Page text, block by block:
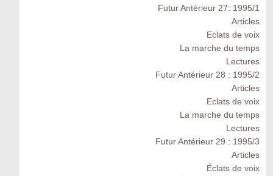
Futur Antérieur 27: 1995/1
Articles
Eclats de voix
La marche du temps
Lectures
Futur Antérieur 28 : 1995/2
Articles
Eclats de voix
La marche du temps
Lectures
Futur Antérieur 29 : 1995/3
Articles
Éclats de voix